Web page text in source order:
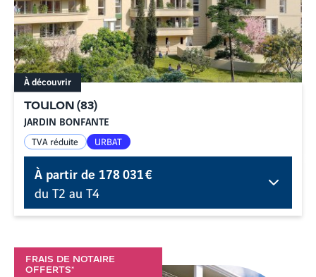
TOULON (83)
JARDIN BONFANTE
À découvrir
TVA réduite URBAT
À partir de178 031 €
du T2 au T4
FRAIS DE NOTAIRE
OFFERTS*